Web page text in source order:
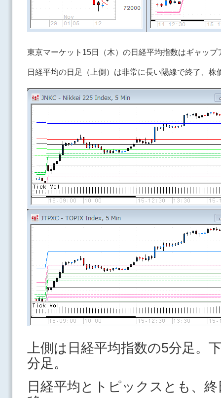
東京マーケット15日（木）の日経平均指数はギャップ
日経平均の日足（上側）は非常に長い陽線で終了、株
上側は日経平均指数の5分足。
分足。
日経平均とトピックスとも、